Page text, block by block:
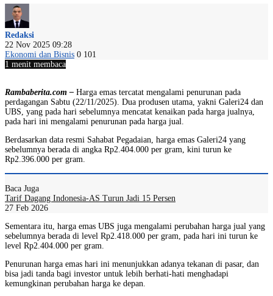
Redaksi
22 Nov 2025 09:28
Ekonomi dan Bisnis 0 101
1 menit membaca
Rambaberita.com – Harga emas tercatat mengalami penurunan pada
perdagangan Sabtu (22/11/2025). Dua produsen utama, yakni Galeri24 dan
UBS, yang pada hari sebelumnya mencatat kenaikan pada harga jualnya,
pada hari ini mengalami penurunan pada harga jual.
Berdasarkan data resmi Sahabat Pegadaian, harga emas Galeri24 yang
sebelumnya berada di angka Rp2.404.000 per gram, kini turun ke
Rp2.396.000 per gram.
Baca Juga
Tarif Dagang Indonesia-AS Turun Jadi 15 Persen
27 Feb 2026
Sementara itu, harga emas UBS juga mengalami perubahan harga jual yang
sebelumnya berada di level Rp2.418.000 per gram, pada hari ini turun ke
level Rp2.404.000 per gram.
Penurunan harga emas hari ini menunjukkan adanya tekanan di pasar, dan
bisa jadi tanda bagi investor untuk lebih berhati-hati menghadapi
kemungkinan perubahan harga ke depan.